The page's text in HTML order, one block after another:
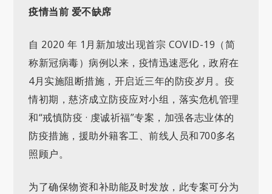
疫情当前 爱不缺席
自 2020 年 1月新加坡出现首宗 COVID-19（简
称新冠病毒）病例以来，疫情迅速恶化，政府在
4月实施阻断措施，开启近三年的防疫岁月。疫
情初期，慈济成立防疫应对小组，落实危机管理
和“戒慎防疫 · 虔诚祈福”专案，加强各志业体的
防疫措施，援助外籍客工、前线人员和700多名
照顾户。
为了确保物资和补助能及时发放，此专案可分为